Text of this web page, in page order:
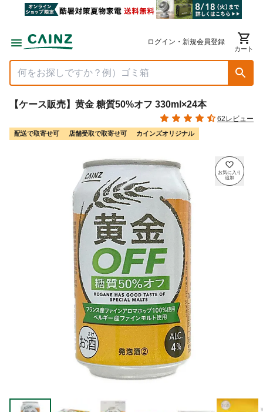
ログイン・新規会員登録
カート
【ケース販売】黄金 糖質50%オフ 330ml×24本
62レビュー
配送で取寄せ可 店舗受取で取寄せ可 カインズオリジナル